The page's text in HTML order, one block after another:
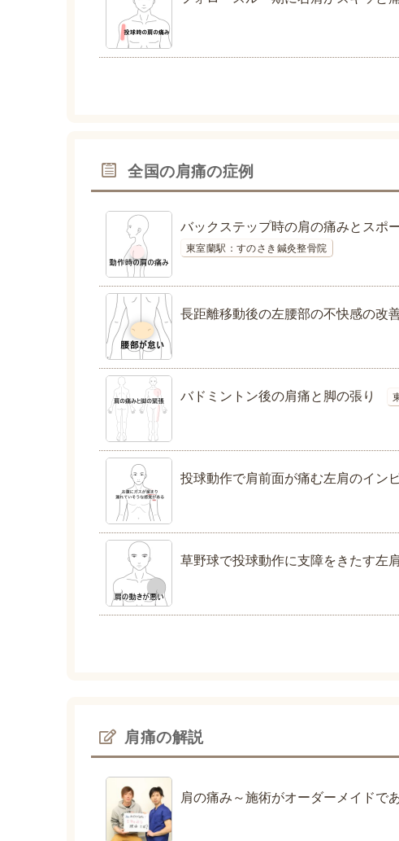
全国の肩痛の症例
バックステップ時の肩の痛みとスポ
東室蘭駅：すのさき鍼灸整骨院
長距離移動後の左腰部の不快感の改
バドミントン後の肩痛と脚の張り
投球動作で肩前面が痛む左肩のイン
草野球で投球動作に支障をきたす左
肩痛の解説
肩の痛み～施術がオーダーメイドで